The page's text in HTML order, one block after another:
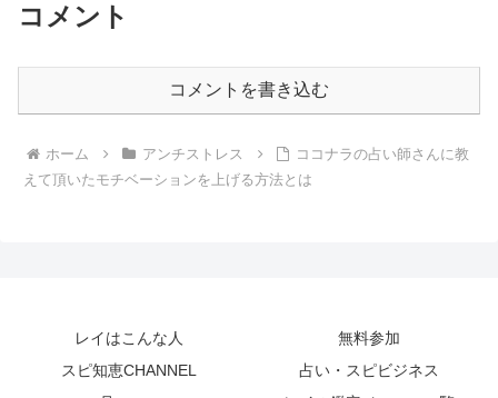
コメント
コメントを書き込む
ホーム アンチストレス
ココナラの占い師さんに教
えて頂いたモチベーションを上げる方法とは
レイはこんな人
無料参加
スピ知恵CHANNEL
占い・スピビジネス